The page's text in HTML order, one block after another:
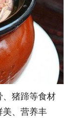
、猪蹄等食材
美、营养丰